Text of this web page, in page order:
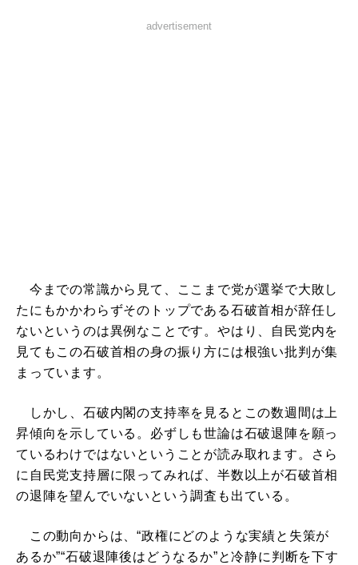
advertisement
今までの常識から見て、ここまで党が選挙で大敗し
たにもかかわらずそのトップである石破首相が辞任し
ないというのは異例なことです。やはり、自民党内を
見てもこの石破首相の身の振り方には根強い批判が集
まっています。
しかし、石破内閣の支持率を見るとこの数週間は上
昇傾向を示している。必ずしも世論は石破退陣を願っ
ているわけではないということが読み取れます。さら
に自民党支持層に限ってみれば、半数以上が石破首相
の退陣を望んでいないという調査も出ている。
この動向からは、“政権にどのような実績と失策が
あるか”“石破退陣後はどうなるか”と冷静に判断を下す